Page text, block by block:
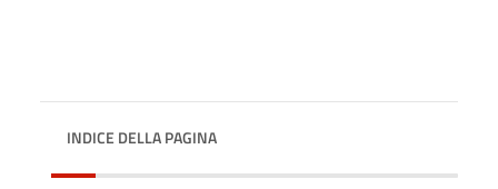
INDICE DELLA PAGINA